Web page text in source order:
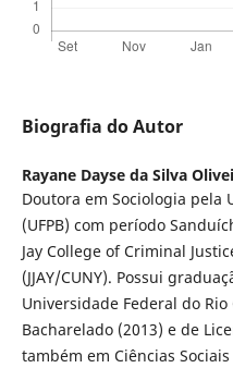
Biografia do Autor
Rayane Dayse da Silva
Doutora em Sociologia pela
(UFPB) com período
Jay College of Criminal
(JJAY/CUNY). Possui
Universidade Federal do
Bacharelado (2013) e de
também em Ciências